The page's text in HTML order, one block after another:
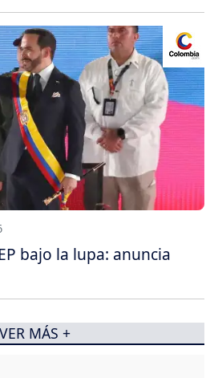
bajo la lupa: anuncia
VER MÁS +